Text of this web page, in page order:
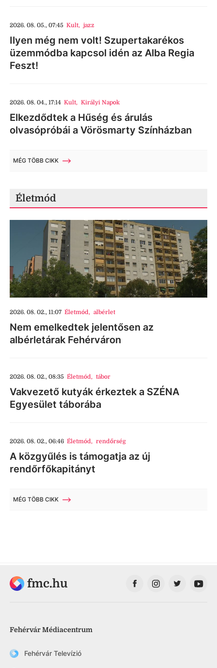
2026. 08. 05., 07:45 Kult, jazz
Ilyen még nem volt! Szupertakarékos
üzemmódba kapcsol idén az Alba Regia
Feszt!
2026. 08. 04., 17:14 Kult, Királyi Napok
Elkezdődtek a Hűség és árulás
olvasópróbái a Vörösmarty Színházban
MÉG TÖBB CIKK
Életmód
2026. 08. 02., 11:07 Életmód, albérlet
Nem emelkedtek jelentősen az
albérletárak Fehérváron
2026. 08. 02., 08:35 Életmód, tábor
Vakvezető kutyák érkeztek a SZÉNA
Egyesület táborába
2026. 08. 02., 06:46 Életmód, rendőrség
A közgyűlés is támogatja az új
rendőrfőkapitányt
MÉG TÖBB CIKK
fmc.hu
Fehérvár Médiacentrum
Fehérvár Televízió